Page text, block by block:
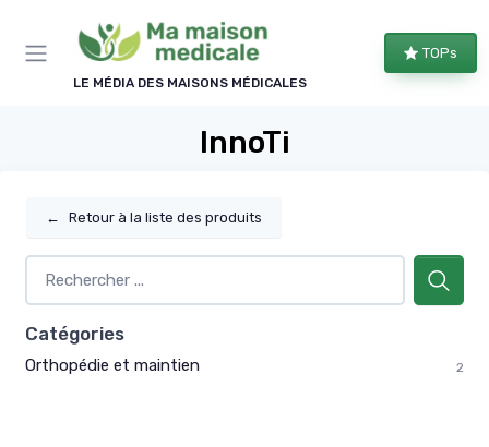
LE MÉDIA DES MAISONS MÉDICALES
TOPs
InnoTi
← Retour à la liste des produits
Catégories
Orthopédie et maintien 2